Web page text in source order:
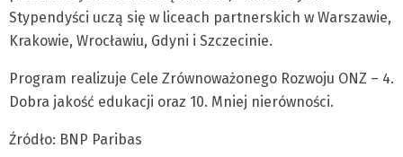
Stypendyści uczą się w liceach partnerskich w Warszawie,
Krakowie, Wrocławiu, Gdyni i Szczecinie.
Program realizuje Cele Zrównoważonego Rozwoju ONZ – 4.
Dobra jakość edukacji oraz 10. Mniej nierówności.
Źródło: BNP Paribas